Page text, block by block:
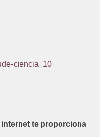
te proporciona